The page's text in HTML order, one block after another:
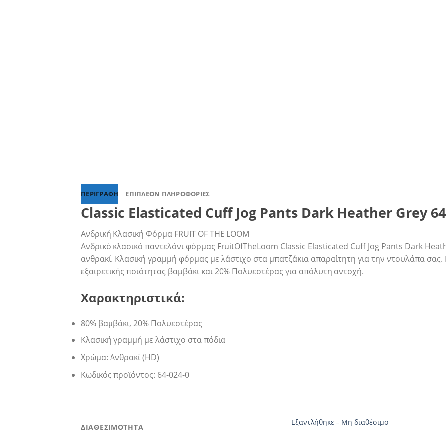
ΠΕΡΙΓΡΑΦΉ ΕΠΙΠΛΈΟΝ ΠΛΗΡΟΦΟΡΊΕΣ
Classic Elasticated Cuff Jog Pants Dark Heather Grey
Ανδρική Κλασική Φόρμα FRUIT OF THE LOOM
Ανδρικό κλασικό παντελόνι φόρμας FruitOfTheLoom Classic Elasticated Cuff Jog Pants Dark
ανθρακί. Κλασική γραμμή φόρμας με λάστιχο στα μπατζάκια απαραίτητη για την ντουλάπα
εξαιρετικής ποιότητας βαμβάκι και 20% Πολυεστέρας για απόλυτη αντοχή.
Χαρακτηριστικά:
80% βαμβάκι, 20% Πολυεστέρας
Κλασική γραμμή με λάστιχο στα πόδια
Χρώμα: Ανθρακί (HD)
Κωδικός προϊόντος: 64-024-0
ΔΙΑΘΕΣΙΜΟΤΗΤΑ
Εξαντλήθηκε – Μη διαθέσιμο